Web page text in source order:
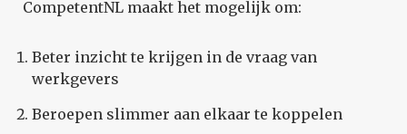
CompetentNL maakt het mogelijk om:
Beter inzicht te krijgen in de vraag van
werkgevers
Beroepen slimmer aan elkaar te koppelen